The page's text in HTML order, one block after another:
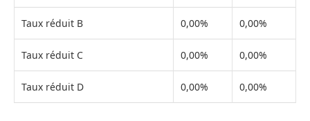
Taux réduit B 0,00% 0,00%
Taux réduit C 0,00% 0,00%
Taux réduit D 0,00% 0,00%